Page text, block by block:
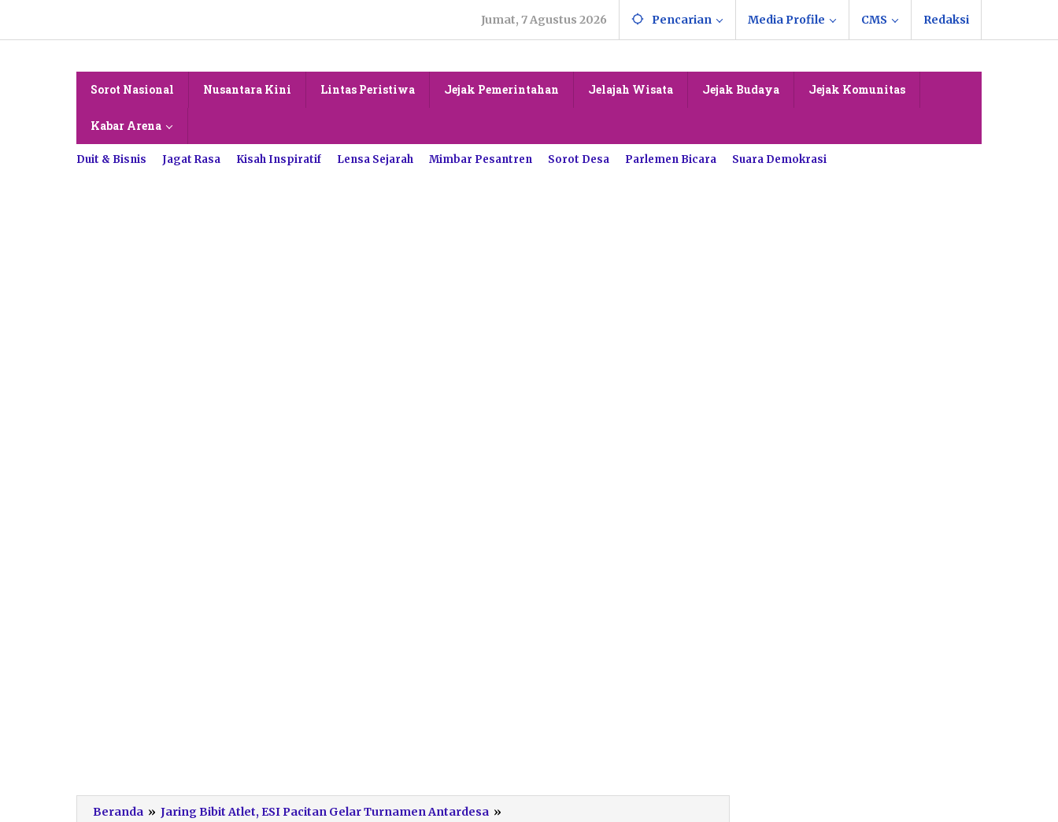
konten
Jumat, 7 Agustus 2026 Pencarian Media Profile CMS Redaksi
Sorot Nasional Nusantara Kini Lintas Peristiwa Jejak Pemerintahan Jelajah Wisata Jejak Budaya Jejak Komunitas
Kabar Arena
Duit & Bisnis Jagat Rasa Kisah Inspiratif Lensa Sejarah Mimbar Pesantren Sorot Desa Parlemen Bicara Suara Demokrasi
Beranda » Jaring Bibit Atlet, ESI Pacitan Gelar Turnamen Antardesa »